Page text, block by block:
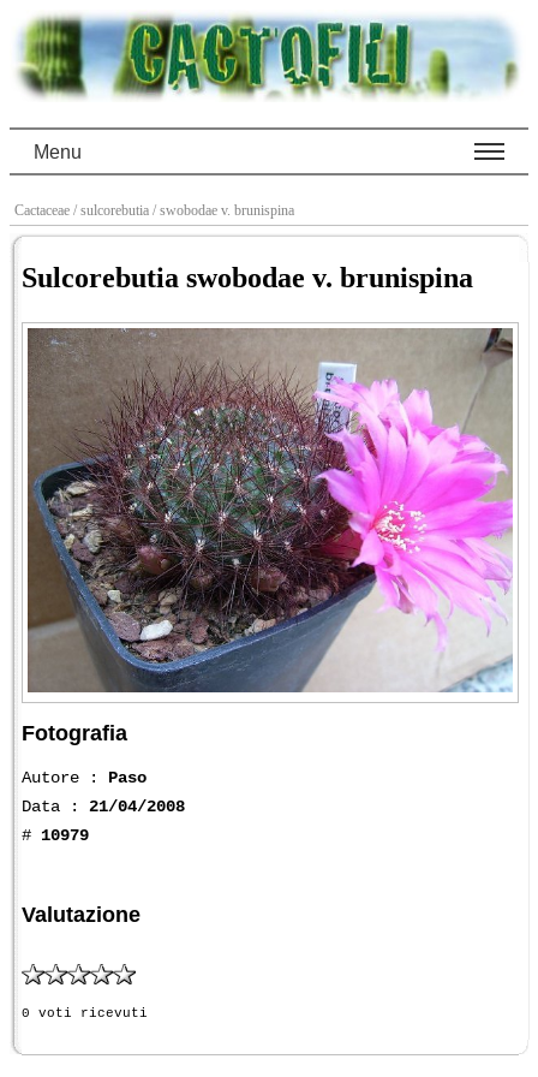
Menu
Cactaceae / sulcorebutia / swobodae v. brunispina
Sulcorebutia swobodae v. brunispina
Fotografia
Autore : Paso
Data : 21/04/2008
# 10979
Valutazione
0 voti ricevuti